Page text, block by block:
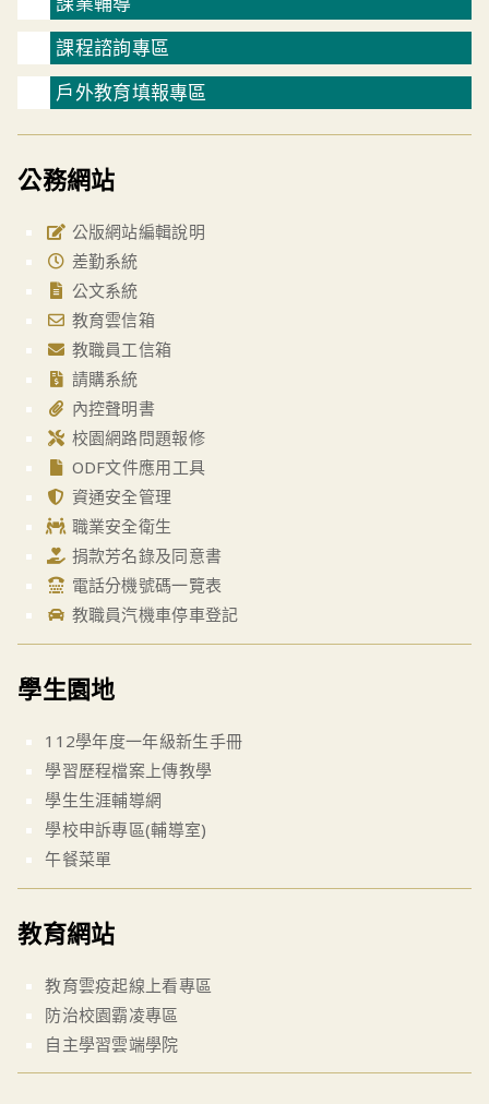
課程諮詢專區
戶外教育填報專區
公務網站
公版網站編輯說明
差勤系統
公文系統
教育雲信箱
教職員工信箱
請購系統
內控聲明書
校園網路問題報修
ODF文件應用工具
資通安全管理
職業安全衛生
捐款芳名錄及同意書
電話分機號碼一覽表
教職員汽機車停車登記
學生園地
112學年度一年級新生手冊
學習歷程檔案上傳教學
學生生涯輔導網
學校申訴專區(輔導室)
午餐菜單
教育網站
教育雲疫起線上看專區
防治校園霸凌專區
自主學習雲端學院